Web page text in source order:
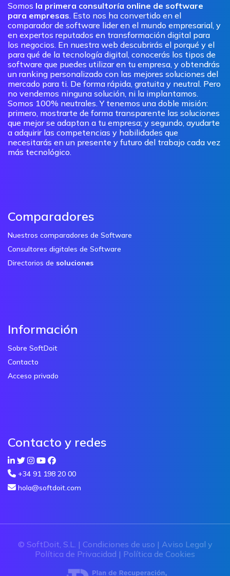
Somos la primera consultoría online de software
para empresas. Esto nos ha convertido en el
comparador de software lider en el mundo empresarial, y
en expertos reputados en transformación digital para
los negocios. En nuestra web descubrirás el porqué y el
para qué de la tecnología digital, conocerás los tipos de
software que puedes utilizar en tu empresa, y obtendrás
un ranking personalizado con las mejores soluciones del
mercado para ti. De forma rápida, gratuita y neutral. Pero
no vendemos ninguna solución, ni la implantamos.
Somos 100% neutrales. Y tenemos una doble misión:
primero, mostrarte de forma transparente las soluciones
que mejor se adaptan a tu empresa; y segundo, ayudarte
a adquirir las competencias y habilidades que
necesitarás en un presente y futuro del trabajo cada vez
más tecnológico.
Comparadores
Nuestros comparadores de Software
Consultores digitales de Software
Directorios de soluciones
Información
Sobre SoftDoit
Contacto
Acceso privado
Contacto y redes
+34 91 198 20 00
hola@softdoit.com
© SoftDoit, S.L. | Condiciones de uso | Aviso Legal y
Política de Privacidad | Política de Cookies